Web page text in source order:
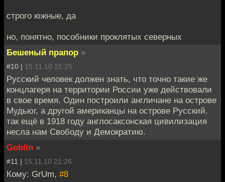
строго южные, да
но, понятно, пособники проклятых северных
Бешеный прапор »
#10 | 15.11.10 21:25
Русский человек должен знать, что точно такие же
концлагеря на территории России уже действовали
в свое время. Один построили англичане на острове
Мудьюг, а другой американцы на острове Русский.
так ещё в 1918 году англосаксонская цивилизация
несла нам Свободу и Демократию.
Goblin »
#11 | 15.11.10 21:26
Кому: GrUm, #8